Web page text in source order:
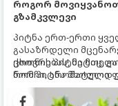
როგორ
გზამკვლევი
პიტნა ერთ-ერთი
გასაზრდელი
ცხოვრებას, მეტიც,
რომ პიტნა მხოლოდ
გრუნტში (ბაღში)
სწრაფად
ქოთნის პიტნა
ნორჩი, არომატული
კერძებისთვის.